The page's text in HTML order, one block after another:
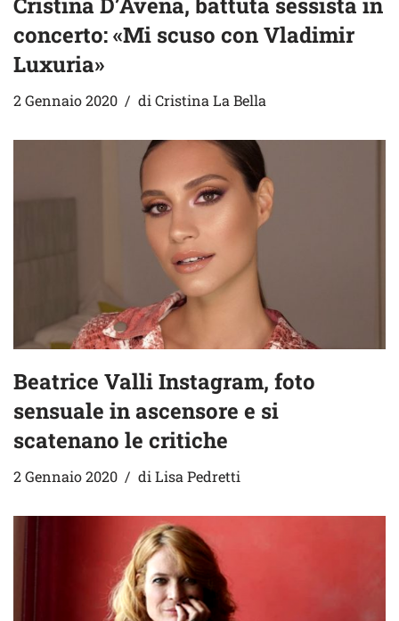
concerto: «Mi scuso con Vladimir
Luxuria»
2 Gennaio 2020 di Cristina La Bella
Beatrice Valli Instagram, foto
sensuale in ascensore e si
scatenano le critiche
2 Gennaio 2020 diLisa Pedretti